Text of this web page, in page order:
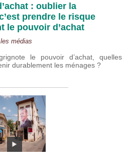
: oublier la
prendre le risque
le pouvoir d’achat
médias
le pouvoir d’achat, quelles
durablement les ménages ?